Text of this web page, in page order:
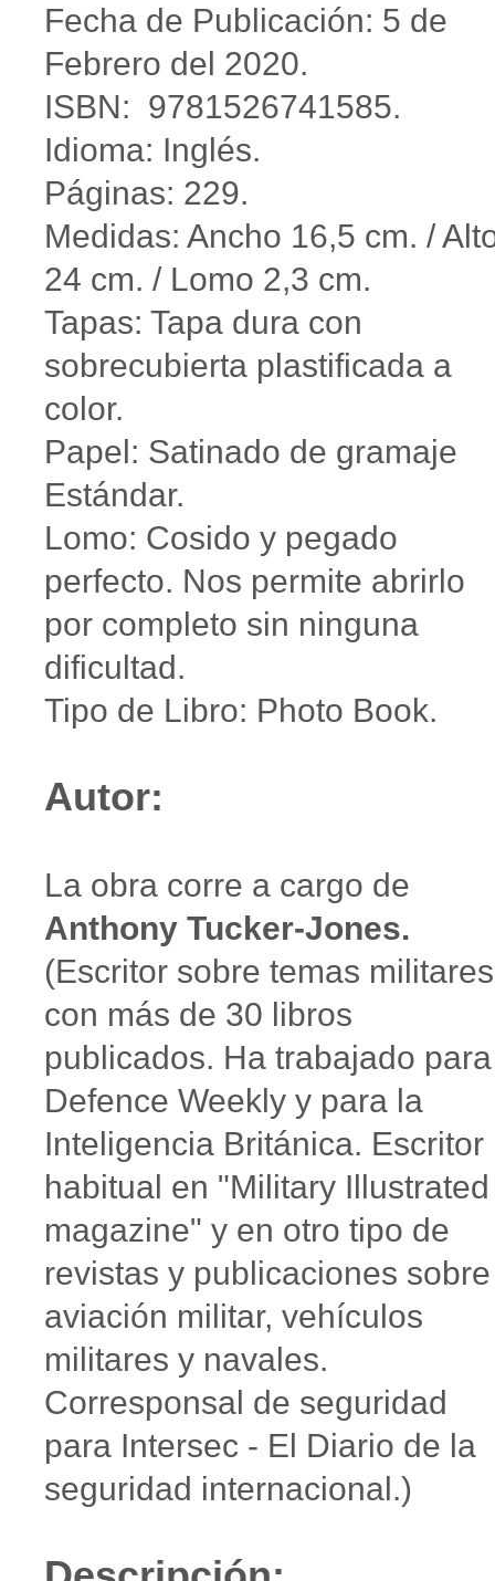
Fecha de Publicación: 5 de
Febrero del 2020.
ISBN: 9781526741585.
Idioma: Inglés.
Páginas: 229.
Medidas: Ancho 16,5 cm. /
24 cm. / Lomo 2,3 cm.
Tapas: Tapa dura con
sobrecubierta plastificada a
color.
Papel: Satinado de gramaje
Estándar.
Lomo: Cosido y pegado
perfecto. Nos permite abrirlo
por completo sin ninguna
dificultad.
Tipo de Libro: Photo Book.
Autor:
La obra corre a cargo de
Anthony Tucker-Jones.
(Escritor sobre temas militares
con más de 30 libros
publicados. Ha trabajado para
Defence Weekly y para la
Inteligencia Británica. Escritor
habitual en "Military Illustrated
magazine" y en otro tipo de
revistas y publicaciones sobre
aviación militar, vehículos
militares y navales.
Corresponsal de seguridad
para Intersec - El Diario de la
seguridad internacional.)